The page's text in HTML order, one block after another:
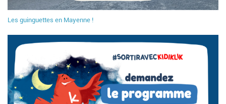
Les guinguettes en Mayenne !